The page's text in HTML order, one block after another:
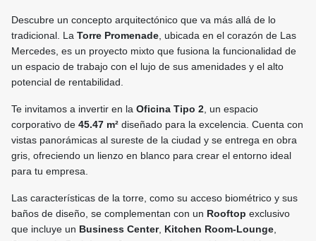
Descubre un concepto arquitectónico que va más allá de lo
tradicional. La Torre Promenade , ubicada en el corazón de Las
Mercedes, es un proyecto mixto que fusiona la funcionalidad de
un espacio de trabajo con el lujo de sus amenidades y el alto
potencial de rentabilidad.
Te invitamos a invertir en la Oficina Tipo 2 , un espacio
corporativo de 45.47 m² diseñado para la excelencia. Cuenta con
vistas panorámicas al sureste de la ciudad y se entrega en obra
gris, ofreciendo un lienzo en blanco para crear el entorno ideal
para tu empresa.
Las características de la torre, como su acceso biométrico y sus
baños de diseño, se complementan con un Rooftop exclusivo
que incluye un Business Center, Kitchen Room-Lounge